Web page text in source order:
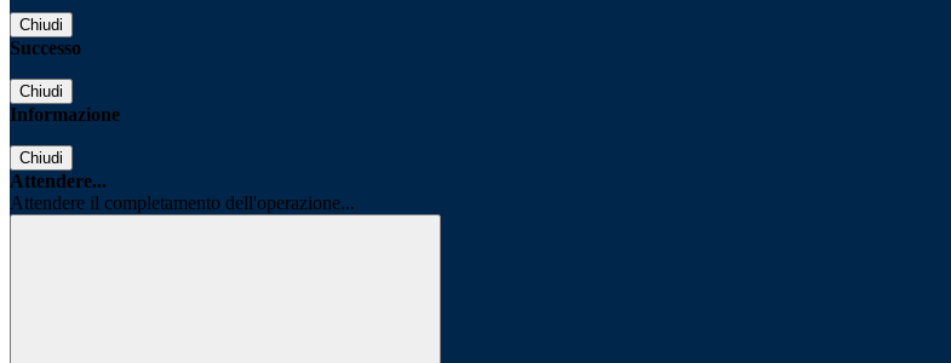
Chiudi
Successo
Chiudi
Informazione
Chiudi
Attendere...
Attendere il completamento dell'operazione...